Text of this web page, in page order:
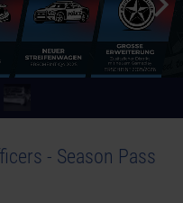
- Season Pass